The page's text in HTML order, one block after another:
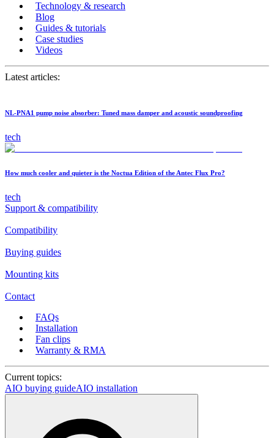
Technology & research
Blog
Guides & tutorials
Case studies
Videos
Latest articles:
NL-PNA1 pump noise absorber: Tuned mass damper and acoustic soundproofing
tech
How much cooler and quieter is the Noctua Edition of the Antec Flux Pro?
tech
Support & compatibility
Compatibility
Buying guides
Mounting kits
Contact
FAQs
Installation
Fan clips
Warranty & RMA
Current topics:
AIO buying guideAIO installation